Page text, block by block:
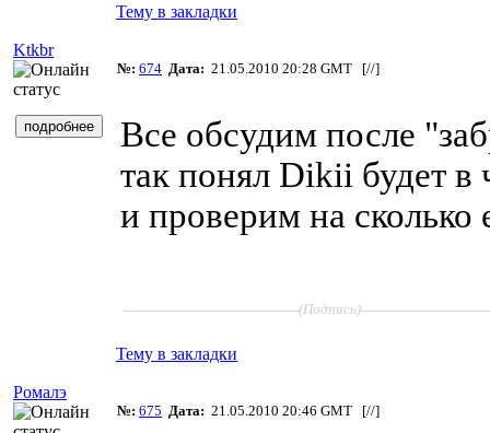
Тему в закладки
Ktkbr
№: 674 Дата: 21.05.2010 20:28 GMT [//]
Все обсудим после
так понял Dikii будет
и проверим на
(Подпись)
Тему в закладки
Ромалэ
№: 675 Дата: 21.05.2010 20:46 GMT [//]